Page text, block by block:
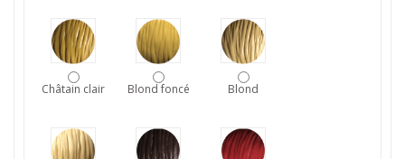
Châtain clair Blond foncé Blond